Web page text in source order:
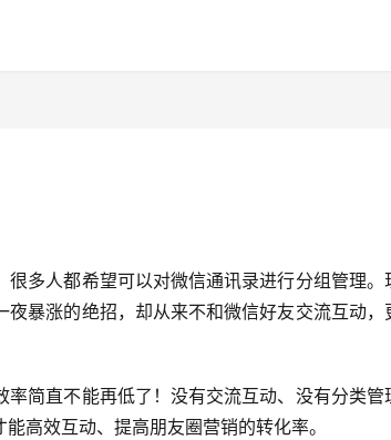
多人都希望可以对微信通讯录进行分组管理。
暴涨的绝招，却从来不和微信好友交流互动，
简直不能再低了！没有交流互动、没有分类管
高效互动、提高朋友圈营销的转化率。